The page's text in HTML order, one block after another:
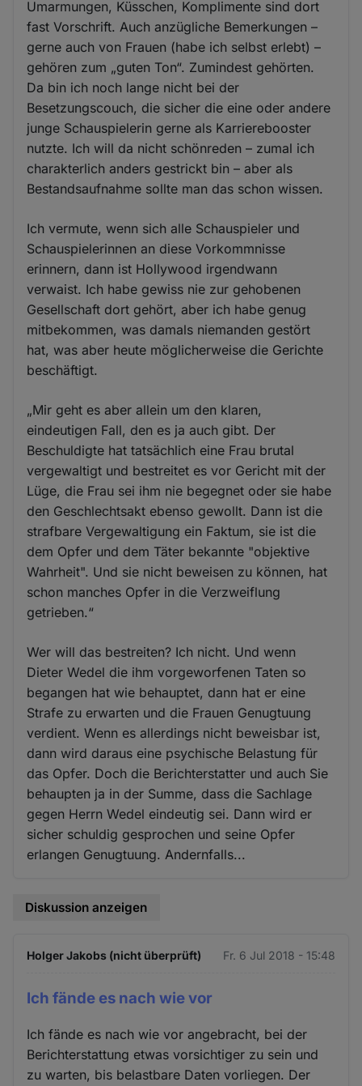
Umarmungen, Küsschen, Komplimente sind dort
fast Vorschrift. Auch anzügliche Bemerkungen –
gerne auch von Frauen (habe ich selbst erlebt) –
gehören zum „guten Ton“. Zumindest gehörten.
Da bin ich noch lange nicht bei der
Besetzungscouch, die sicher die eine oder andere
junge Schauspielerin gerne als Karrierebooster
nutzte. Ich will da nicht schönreden – zumal ich
charakterlich anders gestrickt bin – aber als
Bestandsaufnahme sollte man das schon wissen.
Ich vermute, wenn sich alle Schauspieler und
Schauspielerinnen an diese Vorkommnisse
erinnern, dann ist Hollywood irgendwann
verwaist. Ich habe gewiss nie zur gehobenen
Gesellschaft dort gehört, aber ich habe genug
mitbekommen, was damals niemanden gestört
hat, was aber heute möglicherweise die Gerichte
beschäftigt.
„Mir geht es aber allein um den klaren,
eindeutigen Fall, den es ja auch gibt. Der
Beschuldigte hat tatsächlich eine Frau brutal
vergewaltigt und bestreitet es vor Gericht mit der
Lüge, die Frau sei ihm nie begegnet oder sie habe
den Geschlechtsakt ebenso gewollt. Dann ist die
strafbare Vergewaltigung ein Faktum, sie ist die
dem Opfer und dem Täter bekannte "objektive
Wahrheit". Und sie nicht beweisen zu können, hat
schon manches Opfer in die Verzweiflung
getrieben.“
Wer will das bestreiten? Ich nicht. Und wenn
Dieter Wedel die ihm vorgeworfenen Taten so
begangen hat wie behauptet, dann hat er eine
Strafe zu erwarten und die Frauen Genugtuung
verdient. Wenn es allerdings nicht beweisbar ist,
dann wird daraus eine psychische Belastung für
das Opfer. Doch die Berichterstatter und auch Sie
behaupten ja in der Summe, dass die Sachlage
gegen Herrn Wedel eindeutig sei. Dann wird er
sicher schuldig gesprochen und seine Opfer
erlangen Genugtuung. Andernfalls...
Diskussion anzeigen
Holger Jakobs (nicht überprüft) Fr. 6 Jul 2018 - 15:48
Ich fände es nach wie vor
Ich fände es nach wie vor angebracht, bei der
Berichterstattung etwas vorsichtiger zu sein und
zu warten, bis belastbare Daten vorliegen. Der